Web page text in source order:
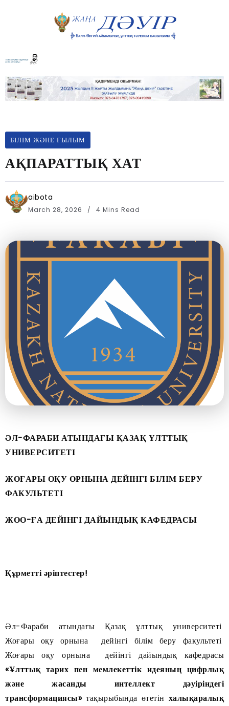
БІЛІМ ЖӘНЕ ҒЫЛЫМ
АҚПАРАТТЫҚ ХАТ
aibota
March 28, 2026 4 Mins Read
ӘЛ-ФАРАБИ АТЫНДАҒЫ ҚАЗАҚ ҰЛТТЫҚ
УНИВЕРСИТЕТІ
ЖОҒАРЫ ОҚУ ОРНЫНА ДЕЙІНГІ БІЛІМ БЕРУ
ФАКУЛЬТЕТІ
ЖОО-ҒА ДЕЙІНГІ ДАЙЫНДЫҚ КАФЕДРАСЫ
Құрметті әріптестер!
Әл-Фараби атындағы Қазақ ұлттық университеті
Жоғары оқу орнына дейінгі білім беру факультеті
Жоғары оқу орнына дейінгі дайындық кафедрасы
«Ұлттық тарих пен мемлекеттік идеяның цифрлық
және жасанды интеллект дәуіріндегі
трансформациясы» тақырыбында өтетін халықаралық